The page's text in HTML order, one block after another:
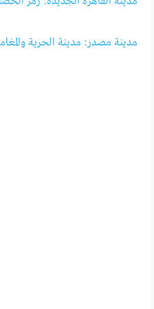
مدينة مصدر: مدينة الحرية